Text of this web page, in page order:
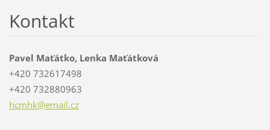
Kontakt
Pavel Maťátko, Lenka Maťátková
+420 732617498
+420 732880963
hcmhk@email.cz